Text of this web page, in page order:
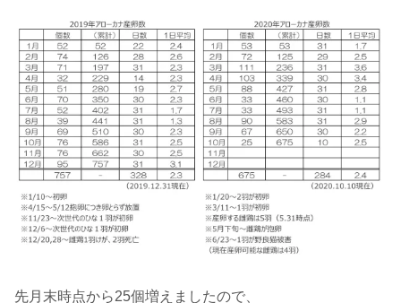
先月末時点から25個増えましたので、